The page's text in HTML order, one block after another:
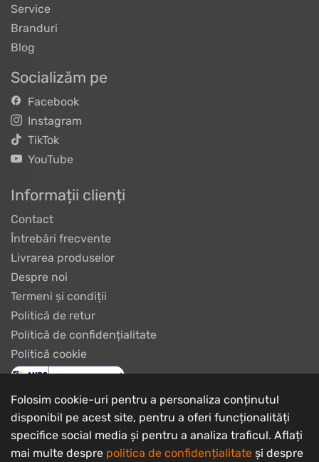
Service
Branduri
Blog
Socializăm pe
Facebook
Instagram
TikTok
YouTube
Informații clienți
Contact
Întrebări frecvente
Livrarea produselor
Despre noi
Termeni și condiții
Politică de retur
Politică de confidențialitate
Politică cookie
Folosim cookie-uri pentru a personaliza conținutul
disponibil pe acest site, pentru a oferi funcționalități
specifice social media și pentru a analiza traficul. Aflați
mai multe despre politica de confidențialitate și despre